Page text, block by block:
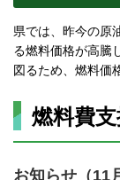
県では、昨今の原
る燃料価格が高騰
図るため、燃料価
燃料費支
お知らせ （11